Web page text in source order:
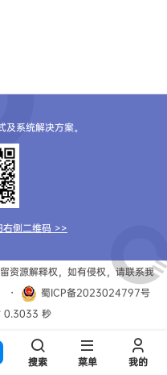
系统解决方案。
右侧二维码 >>
资源解释权，如有侵权，请联系我
・
蜀ICP备2023024797号
0.3033 秒
搜索 菜单 我的